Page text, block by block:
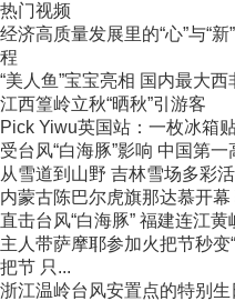
热门视频
经济高质量发展里的“心”与“
程
“美人鱼”宝宝亮相 国内最大
江西篁岭立秋“晒秋”引游客
Pick Yiwu英国站：一枚冰箱
受台风“白海豚”影响 中国第一
从雪道到山野 吉林雪场多彩
内蒙古陈巴尔虎旗那达慕开
直击台风“白海豚” 福建连江
主人带萨摩耶参加火把节秒变
把节 只...
浙江温岭台风安置点的特别